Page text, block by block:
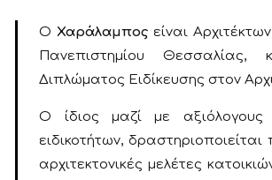
ΟΧαράλαμπος είναι
Πανεπιστημίου
Διπλώματος Ειδίκευσης στον
Ο ίδιος μαζί με αξιόλογους
ειδικοτήτων,
αρχιτεκτονικές μελέτες